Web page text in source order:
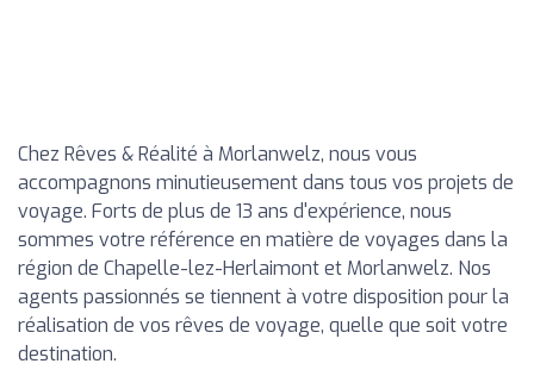
Chez Rêves & Réalité à Morlanwelz, nous vous
accompagnons minutieusement dans tous vos projets de
voyage. Forts de plus de 13 ans d'expérience, nous
sommes votre référence en matière de voyages dans la
région de Chapelle-lez-Herlaimont et Morlanwelz. Nos
agents passionnés se tiennent à votre disposition pour la
réalisation de vos rêves de voyage, quelle que soit votre
destination.